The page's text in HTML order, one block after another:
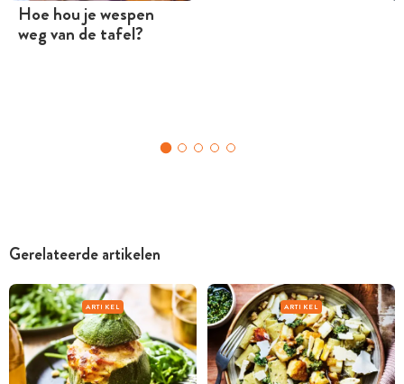
Hoe hou je wespen
weg van de tafel?
Gerelateerde artikelen
ARTIKEL ARTIKEL